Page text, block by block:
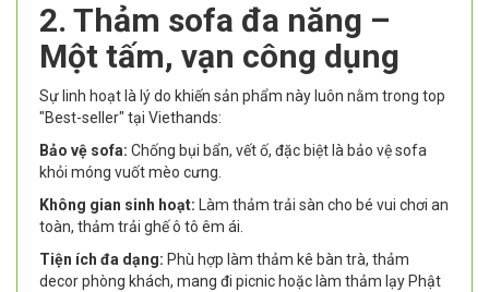
2. Thảm sofa đa năng –
Một tấm, vạn công dụng
Sự linh hoạt là lý do khiến sản phẩm này luôn nằm trong top
"Best-seller" tại Viethands:
Bảo vệ sofa: Chống bụi bẩn, vết ố, đặc biệt là bảo vệ sofa
khỏi móng vuốt mèo cưng.
Không gian sinh hoạt: Làm thảm trải sàn cho bé vui chơi an
toàn, thảm trải ghế ô tô êm ái.
Tiện ích đa dạng: Phù hợp làm thảm kê bàn trà, thảm
decor phòng khách, mang đi picnic hoặc làm thảm lạy Phật